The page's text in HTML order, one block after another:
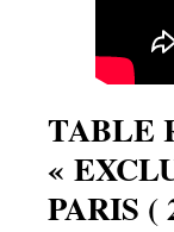
TABLE
«
PARIS (